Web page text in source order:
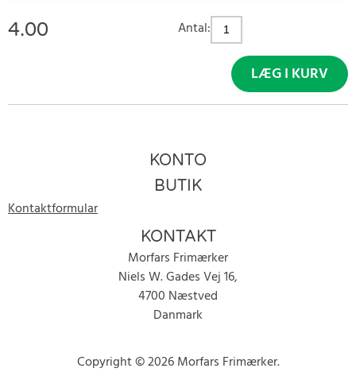
4.00 Antal:
LÆG I KURV
KONTO
BUTIK
Kontaktformular
KONTAKT
Morfars Frimærker
Niels W. Gades Vej 16,
4700 Næstved
Danmark
Copyright © 2026 Morfars Frimærker.